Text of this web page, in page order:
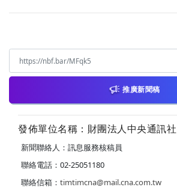
推廣新聞稿
發佈單位名稱：財團法人中央通訊社
新聞聯絡人：訊息服務核稿員
聯絡電話：02-25051180
聯絡信箱： timtimcna@mail.cna.com.tw